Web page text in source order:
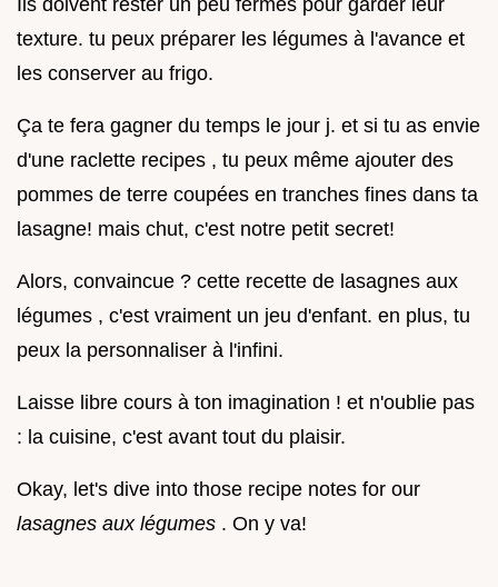
Ils doivent rester un peu fermes pour garder leur
texture. tu peux préparer les légumes à l'avance et
les conserver au frigo.
Ça te fera gagner du temps le jour j. et si tu as envie
d'une raclette recipes , tu peux même ajouter des
pommes de terre coupées en tranches fines dans ta
lasagne! mais chut, c'est notre petit secret!
Alors, convaincue ? cette recette de lasagnes aux
légumes , c'est vraiment un jeu d'enfant. en plus, tu
peux la personnaliser à l'infini.
Laisse libre cours à ton imagination ! et n'oublie pas
: la cuisine, c'est avant tout du plaisir.
Okay, let's dive into those recipe notes for our
lasagnes aux légumes . On y va!